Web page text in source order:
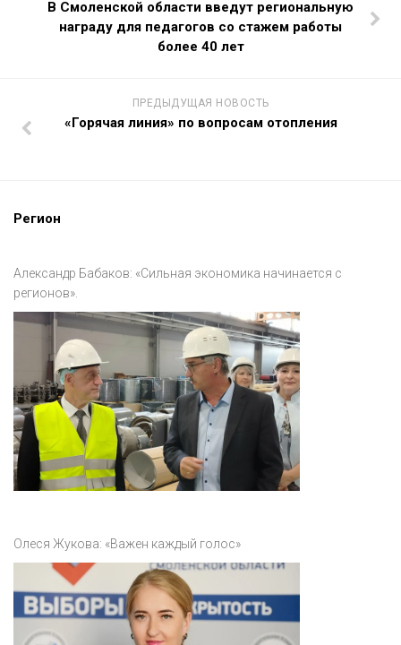
В Смоленской области введут региональную
награду для педагогов со стажем работы
более 40 лет
ПРЕДЫДУЩАЯ НОВОСТЬ
«Горячая линия» по вопросам отопления
Регион
Александр Бабаков: «Сильная экономика начинается с
регионов».
Олеся Жукова: «Важен каждый голос»